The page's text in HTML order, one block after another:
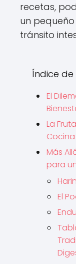
recetas,
un
tránsito
Índice
El
La
Más
para
El